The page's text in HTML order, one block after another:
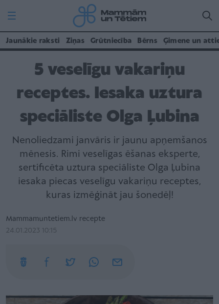
Jaunākie raksti Ziņas Grūtniecība Bērns Ģimene un
5 veselīgu vakariņu
receptes. Iesaka uztura
speciāliste Olga Ļubina
Nenoliedzami janvāris ir jaunu apņemšanos
mēnesis. Rimi veselīgas ēšanas eksperte,
sertificēta uztura speciāliste Olga Ļubina
iesaka piecas veselīgu vakariņu receptes,
kuras izmēģināt jau šonedēļ!
Mammamuntetiem.lv recepte
24.01.2023 10:15